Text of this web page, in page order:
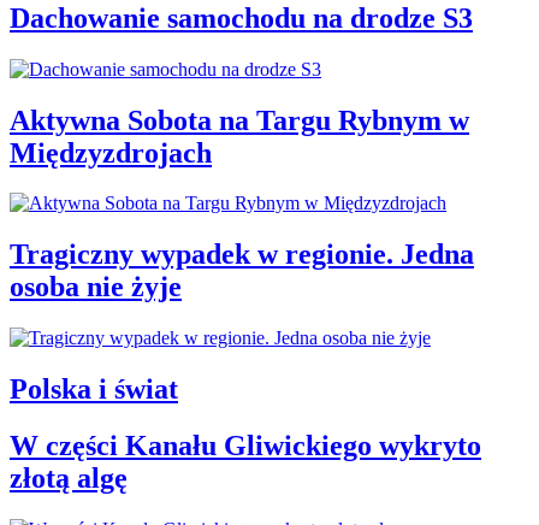
Dachowanie samochodu na drodze S3
Aktywna Sobota na Targu Rybnym w
Międzyzdrojach
Tragiczny wypadek w regionie. Jedna
osoba nie żyje
Polska i świat
W części Kanału Gliwickiego wykryto
złotą algę